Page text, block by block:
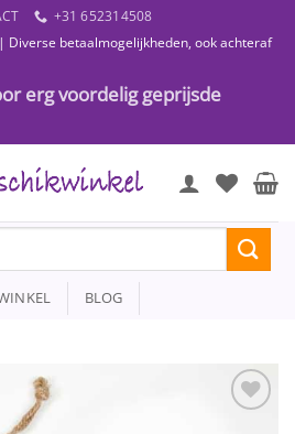
+31 652314508
Diverse betaalmogelijkheden, ook achteraf
erg voordelig geprijsde
BLOG